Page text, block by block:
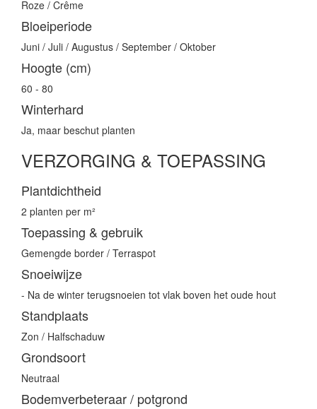
Roze / Crême
Bloeiperiode
Juni / Juli / Augustus / September / Oktober
Hoogte (cm)
60 - 80
Winterhard
Ja, maar beschut planten
VERZORGING & TOEPASSING
Plantdichtheid
2 planten per m²
Toepassing & gebruik
Gemengde border / Terraspot
Snoeiwijze
- Na de winter terugsnoeien tot vlak boven het oude hout
Standplaats
Zon / Halfschaduw
Grondsoort
Neutraal
Bodemverbeteraar / potgrond